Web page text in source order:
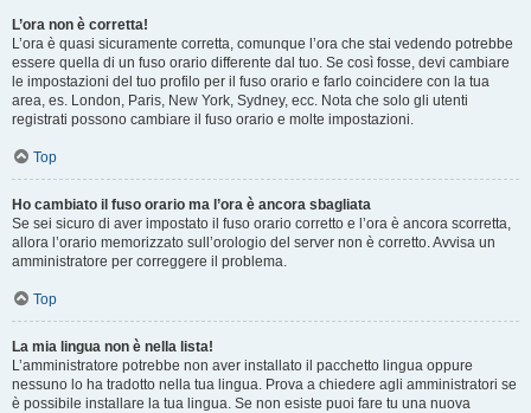
L’ora non è corretta!
L’ora è quasi sicuramente corretta, comunque l’ora che stai vedendo potrebbe
essere quella di un fuso orario differente dal tuo. Se così fosse, devi cambiare
le impostazioni del tuo profilo per il fuso orario e farlo coincidere con la tua
area, es. London, Paris, New York, Sydney, ecc. Nota che solo gli utenti
registrati possono cambiare il fuso orario e molte impostazioni.
Top
Ho cambiato il fuso orario ma l’ora è ancora sbagliata
Se sei sicuro di aver impostato il fuso orario corretto e l’ora è ancora scorretta,
allora l’orario memorizzato sull’orologio del server non è corretto. Avvisa un
amministratore per correggere il problema.
Top
La mia lingua non è nella lista!
L’amministratore potrebbe non aver installato il pacchetto lingua oppure
nessuno lo ha tradotto nella tua lingua. Prova a chiedere agli amministratori se
è possibile installare la tua lingua. Se non esiste puoi fare tu una nuova